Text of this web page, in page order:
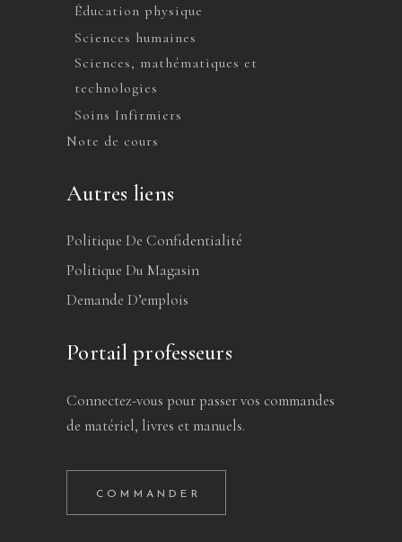
Éducation physique
Sciences humaines
Sciences, mathématiques et
technologies
Soins Infirmiers
Note de cours
Autres liens
Politique De Confidentialité
Politique Du Magasin
Demande D’emplois
Portail professeurs
Connectez-vous pour passer vos commandes
de matériel, livres et manuels.
COMMANDER